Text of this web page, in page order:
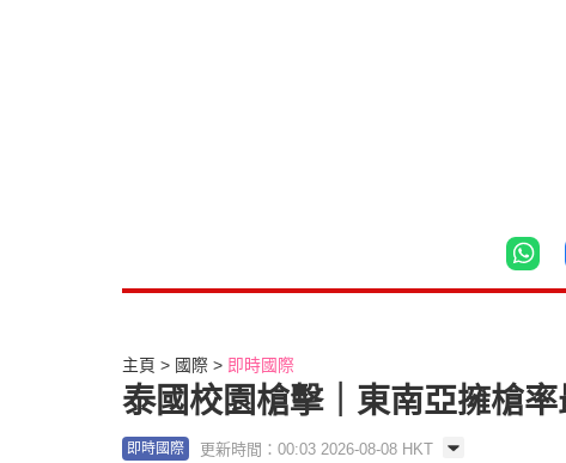
主頁 國際 即時國際
泰國校園槍擊｜東南亞擁槍
即時國際 更新時間：00:03 2026-08-08 HKT